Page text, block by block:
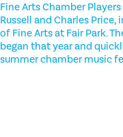
Fine Arts Chamber
Russell and Charles
of Fine Arts at Fair Park.
began that year and
summer chamber music